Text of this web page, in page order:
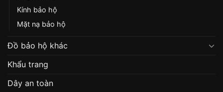
Kính bảo hộ
Mặt nạ bảo hộ
Đồ bảo hộ khác
Khẩu trang
Dây an toàn